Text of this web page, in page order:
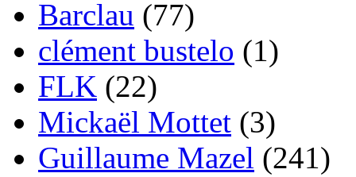
Barclau (77)
clément bustelo (1)
FLK (22)
Mickaël Mottet (3)
Guillaume Mazel (241)